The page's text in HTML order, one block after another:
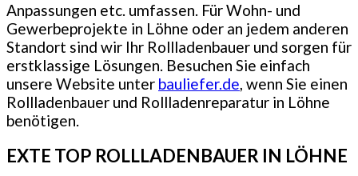
Anpassungen etc. umfassen. Für Wohn- und
Gewerbeprojekte in Löhne oder an jedem anderen
Standort sind wir Ihr Rollladenbauer und sorgen für
erstklassige Lösungen. Besuchen Sie einfach
unsere Website unter bauliefer.de, wenn Sie einen
Rollladenbauer und Rollladenreparatur in Löhne
benötigen.
EXTE TOP ROLLLADENBAUER IN LÖHNE